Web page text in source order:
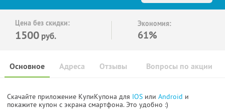
Цена без скидки:
1500 руб.
Экономия:
61%
Основное Отзывы Вопросы по акции
Адреса
Скачайте приложение КупиКупона для IOS или Android и
покажите купон с экрана смартфона. Это удобно :)